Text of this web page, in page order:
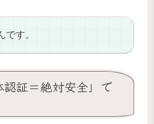
です。
証＝絶対安全」で